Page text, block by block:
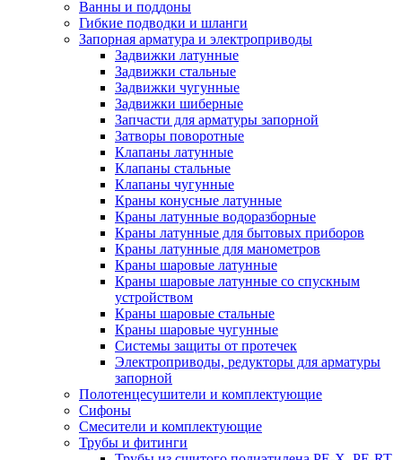
Ванны и поддоны
Гибкие подводки и шланги
Запорная арматура и электроприводы
Задвижки латунные
Задвижки стальные
Задвижки чугунные
Задвижки шиберные
Запчасти для арматуры запорной
Затворы поворотные
Клапаны латунные
Клапаны стальные
Клапаны чугунные
Краны конусные латунные
Краны латунные водоразборные
Краны латунные для бытовых приборов
Краны латунные для манометров
Краны шаровые латунные
Краны шаровые латунные со спускным
устройством
Краны шаровые стальные
Краны шаровые чугунные
Системы защиты от протечек
Электроприводы, редукторы для арматуры
запорной
Полотенцесушители и комплектующие
Сифоны
Смесители и комплектующие
Трубы и фитинги